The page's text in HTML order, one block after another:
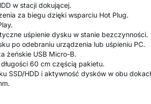
w stacji dokującej.
za biegu dzięki wsparciu Hot Plug.
uśpienie dysku w stanie bezczynności.
po odebraniu urządzenia lub uśpieniu PC.
żeńskie USB Micro-B.
60 cm częścią pakietu.
SSD/HDD i aktywność dysków w obu